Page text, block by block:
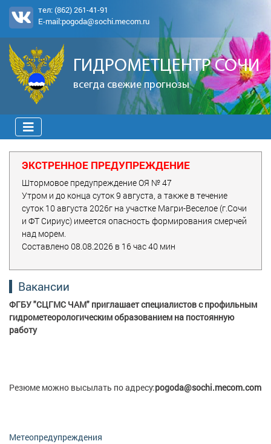
тел:(862) 261-41-91
E-mail:pogoda@sochi.mecom.ru
ГИДРОМЕТЦЕНТР СОЧИ
всегда свежие прогнозы
ЭКСТРЕННОЕ ПРЕДУПРЕЖДЕНИЕ
Штормовое предупреждение ОЯ № 47
Утром и до конца суток 9 августа, а также в течение
суток 10 августа 2026г на участке Магри-Веселое (г.Сочи
и ФТ Сириус) имеется опасность формирования смерчей
над морем.
Составлено 08.08.2026 в 16 час 40 мин
Вакансии
ФГБУ "СЦГМС ЧАМ" приглашает специалистов с профильным
гидрометеорологическим образованием на постоянную
работу
Резюме можно высылать по адресу:pogoda@sochi.mecom.com
Метеопредупреждения